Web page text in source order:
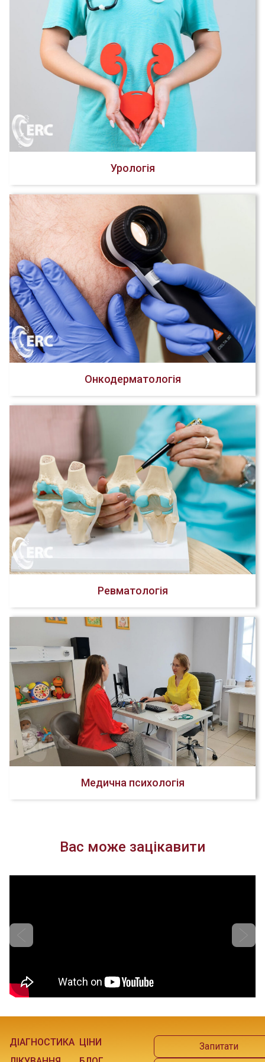
Урологія
Онкодерматологія
Ревматологія
Медична психологія
Вас може зацікавити
ДІАГНОСТИКА ЦІНИ
Запитати